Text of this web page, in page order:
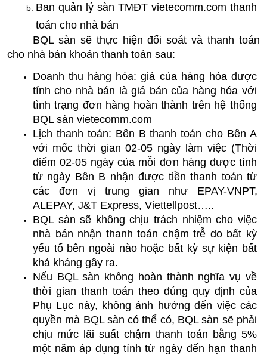
Ban quản lý sàn TMĐT vietecomm.com thanh
toán cho nhà bán
BQL sàn sẽ thực hiện đối soát và thanh toán
cho nhà bán khoản thanh toán sau:
Doanh thu hàng hóa: giá của hàng hóa được
tính cho nhà bán là giá bán của hàng hóa với
tình trạng đơn hàng hoàn thành trên hệ thống
BQL sàn vietecomm.com
Lịch thanh toán: Bên B thanh toán cho Bên A
với mốc thời gian 02-05 ngày làm việc (Thời
điểm 02-05 ngày của mỗi đơn hàng được tính
từ ngày Bên B nhận được tiền thanh toán từ
các đơn vị trung gian như EPAY-VNPT,
ALEPAY, J&T Express, Viettellpost…..
BQL sàn sẽ không chịu trách nhiệm cho việc
nhà bán nhận thanh toán chậm trễ do bất kỳ
yếu tố bên ngoài nào hoặc bất kỳ sự kiện bất
khả kháng gây ra.
Nếu BQL sàn không hoàn thành nghĩa vụ về
thời gian thanh toán theo đúng quy định của
Phụ Lục này, không ảnh hưởng đến việc các
quyền mà BQL sàn có thể có, BQL sàn sẽ phải
chịu mức lãi suất chậm thanh toán bằng 5%
một năm áp dụng tính từ ngày đến hạn thanh